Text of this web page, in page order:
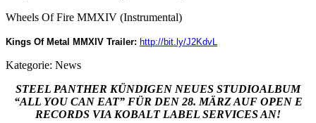
Wheels Of Fire MMXIV (Instrumental)
Kings Of Metal MMXIV Trailer: http://bit.ly/J2KdvL
Kategorie: News
STEEL PANTHER KÜNDIGEN NEUES STUDIOALBUM
“ALL YOU CAN EAT” FÜR DEN 28. MÄRZ AUF OPEN E
RECORDS VIA KOBALT LABEL SERVICES AN!